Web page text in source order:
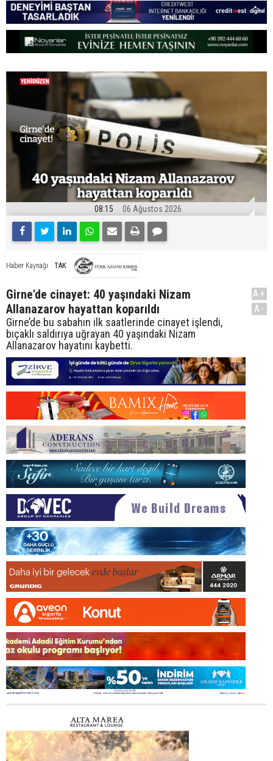
08:15 06 Ağustos 2026
Haber Kaynağı TAK
Girne'de cinayet: 40 yaşındaki Nizam
Allanazarov hayattan koparıldı
Girne’de bu sabahın ilk saatlerinde cinayet işlendi,
bıçaklı saldırıya uğrayan 40 yaşındaki Nizam
Allanazarov hayatını kaybetti.
A+
A-